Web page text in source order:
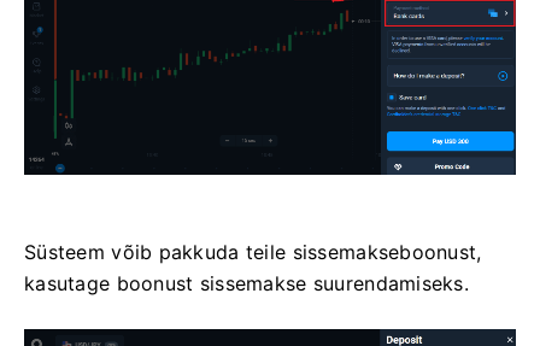
Süsteem võib pakkuda teile sissemakseboonust,
kasutage boonust sissemakse suurendamiseks.